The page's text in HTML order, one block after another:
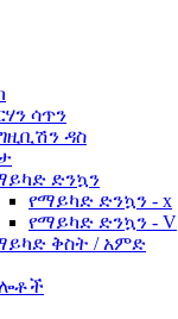
ሳጥን
ዳስ
ድንኳን
የማይካድ ድንኳን - x
የማይካድ ድንኳን - V
ቅስት / አምድ